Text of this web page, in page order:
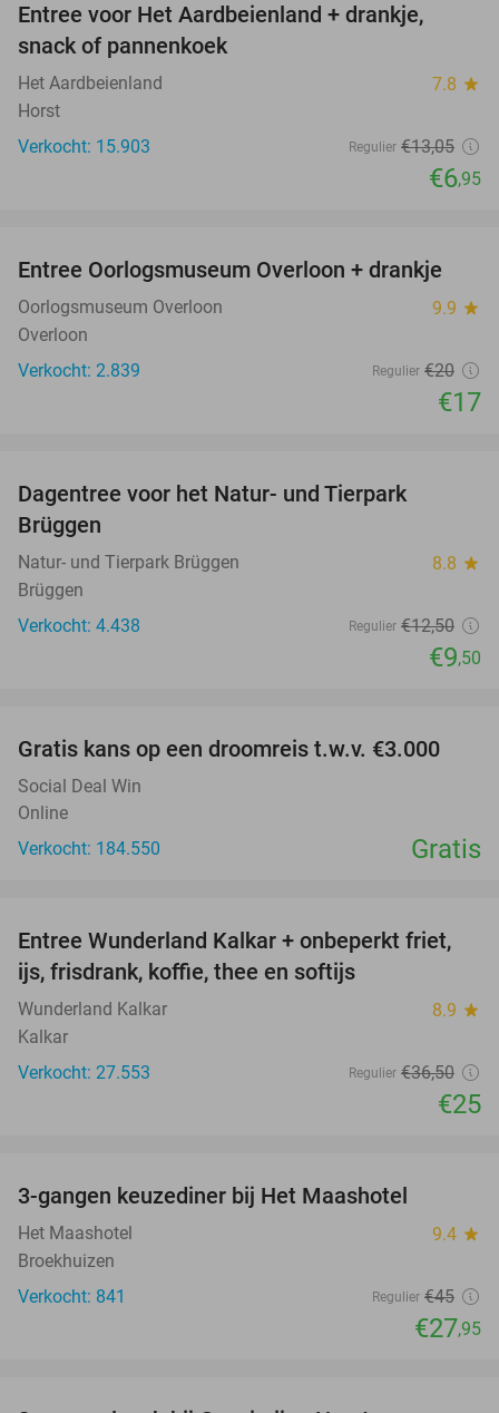
Entree voor Het Aardbeienland + drankje,
snack of pannenkoek
Het Aardbeienland 7.8 star
Horst
Verkocht: 15.903
Regulier €13,05
€6,95
15%
Entree Oorlogsmuseum Overloon + drankje
Oorlogsmuseum Overloon 9.9 star
Overloon
Verkocht: 2.839
Regulier €20
€17
Dagentree voor het Natur- und Tierpark
Brüggen
Natur- und Tierpark Brüggen 8.8 star
Brüggen
Verkocht: 4.438
Regulier €12,50
€9,50
Gratis kans op een droomreis t.w.v. €3.000
Social Deal Win
Online
Verkocht: 184.550
Gratis
32%
Entree Wunderland Kalkar + onbeperkt friet,
ijs, frisdrank, koffie, thee en softijs
Wunderland Kalkar 8.9 star
Kalkar
Verkocht: 27.553
Regulier €36,50
€25
3-gangen keuzediner bij Het Maashotel
Het Maashotel 9.4 star
Broekhuizen
Verkocht: 841
Regulier €45
€27,95